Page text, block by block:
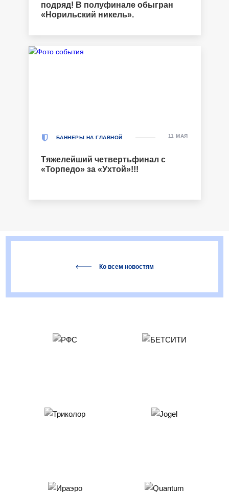
подряд! В полуфинале обыгран
«Норильский никель».
БАННЕРЫ НА ГЛАВНОЙ
Тяжелейший четвертьфинал с
«Торпедо» за «Ухтой»!!!
11 МАЯ
Ко всем новостям